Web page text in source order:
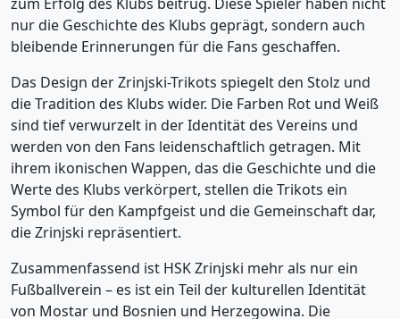
nur die Geschichte des Klubs geprägt, sondern auch
bleibende Erinnerungen für die Fans geschaffen.
Das Design der Zrinjski-Trikots spiegelt den Stolz und
die Tradition des Klubs wider. Die Farben Rot und Weiß
sind tief verwurzelt in der Identität des Vereins und
werden von den Fans leidenschaftlich getragen. Mit
ihrem ikonischen Wappen, das die Geschichte und die
Werte des Klubs verkörpert, stellen die Trikots ein
Symbol für den Kampfgeist und die Gemeinschaft dar,
die Zrinjski repräsentiert.
Zusammenfassend ist HSK Zrinjski mehr als nur ein
Fußballverein – es ist ein Teil der kulturellen Identität
von Mostar und Bosnien und Herzegowina. Die